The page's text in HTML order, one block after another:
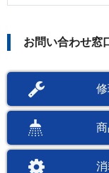
お問い合わせ窓